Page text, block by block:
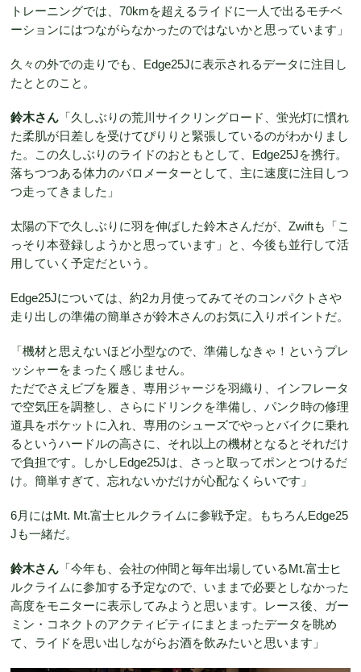
トレーニングでは、70kmを超えるライドに一人で出るモチベ
ーションにはつながらなかったのではないかと思っています」
久々の外での走りでも、Edge25Jに表示されるデータに注目し
たととのこと。
鈴木さん 「久しぶりの荒川サイクリングロード、蛍光灯に慣れ
た柔肌が日差しを受けてぴりりと緊張しているのがわかりまし
た。この久しぶりのライドのおともとして、Edge25Jを携行。
落ちつつある体力のバロメーターとして、主に速度に注目しつ
つ走ってきました」
太陽の下で久しぶりに羽を伸ばした鈴木さんだが、Zwiftも「こ
っそり本登録しようかと思っています」と、今後も並行して活
用していく予定だという。
Edge25Jについては、約2カ月使ってみてそのコンパクトさや
走り出しの準備の簡単さが鈴木さんのお気に入りポイントだ。
「機材と思えないほど小型なので、準備しなきゃ！というプレ
ッシャーをまったく感じません。
ただでさえビブを履き、専用ジャージを羽織り、インフレータ
で空気圧を調整し、さらにドリンクを準備し、パンク時の修理
道具をポケットに入れ、専用のシューズでやっとバイクに乗れ
るというハードルの高さに、それ以上の機材となるとそれだけ
で負担です。しかしEdge25Jは、さっと取ってポンとつけるだ
け。簡単すぎて、忘れないかだけが心配なくらいです」
6月にはMt. Mt.富士ヒルクライムに参戦予定。もちろんEdge25
Jも一緒だ。
鈴木さん 「今年も、会社の仲間と毎年出場しているMt.富士ヒ
ルクライムに参加する予定なので、いままで必要としなかった
高度をモニターに表示してみようと思います。レース後、ガー
ミン・コネクトのアクティビティにまとまったデータを眺め
て、ライドを思い出しながらお酒を飲みたいと思います」